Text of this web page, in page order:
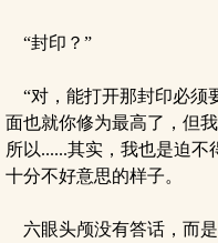
“封印？”
“对，能打开那封印必须
面也就你修为最高了，但
所以......其实，我也是迫不
十分不好意思的样子。
六眼头颅没有答话，而